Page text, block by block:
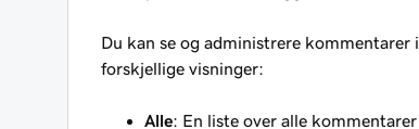
Du kan se og administrere kommentarer i
forskjellige visninger:
Alle: En liste over alle kommentarer